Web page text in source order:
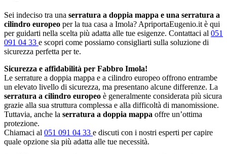
Sei indeciso tra una serratura a doppia mappa e una serratura a
cilindro europeo per la tua casa a Imola? ApriportaEugenio.it è qui
per guidarti nella scelta più adatta alle tue esigenze. Contattaci al 051
091 04 33 e scopri come possiamo consigliarti sulla soluzione di
sicurezza perfetta per te.
Sicurezza e affidabilità per Fabbro Imola!
Le serrature a doppia mappa e a cilindro europeo offrono entrambe
un elevato livello di sicurezza, ma presentano alcune differenze. La
serratura a cilindro europeo è generalmente considerata più sicura
grazie alla sua struttura complessa e alla difficoltà di manomissione.
Tuttavia, anche la serratura a doppia mappa offre un’ottima
protezione.
Chiamaci al 051 091 04 33 e discuti con i nostri esperti per capire
quale opzione sia più adatta alle tue necessità.